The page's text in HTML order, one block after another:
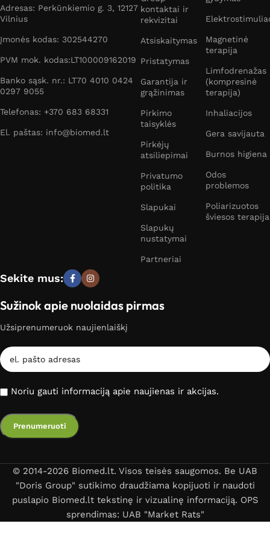
Adresas: Perkūnkiemio g. 3, 12127
Vilnius
Įmonės kodas: 302544270
PVM mok. kodas:LT100009162019
Banko sąsk. nr.: LT70 4010 0424
0297 9055
Telefonas: +370 683 68331
El. paštas: info@biomed.lt
kontaktai ir
rekvizitai
Atsiskaitymas
Pristatymas
Garantija ir
grąžinimas
Pirkimo
taisyklės
Pirkėjų
atsiliepimai
Privatumo
politika
Slapukai
Slapukų
nustatymai
Partneriai
Magnetinė
terapija
Limfodrenažas
(kompresinė
terapija)
Inhaliacijos
Gera savijauta
Burnos higiena
Odos
problemos
Poliarizuotos
šviesos terapija
Sekite mus:
Sužinok apie nuolaidas pirmas
Užsiprenumeruok naujienlaiškį
Noriu gauti informaciją apie naujienas ir akcijas.
© 2014-2026 Biomed.lt. Visos teisės saugomos. Be UAB
"Doris Group" sutikimo draudžiama kopijuoti ir naudoti
puslapio Biomed.lt tekstinę ir vizualinę informaciją. OPS
sprendimas: UAB "Market Rats"